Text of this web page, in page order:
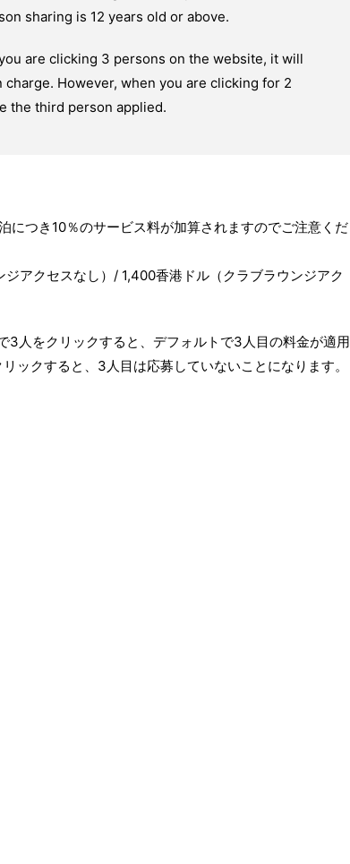
sharing is 12 years old or above.
are clicking 3 persons on the website, it will
However, when you are clicking for 2
the third person applied.
につき10％のサービス料が加算されますのでご注意くだ
アクセスなし）/ 1,400香港ドル（クラブラウンジアク
3人をクリックすると、デフォルトで3人目の料金が適用
ックすると、3人目は応募していないことになります。